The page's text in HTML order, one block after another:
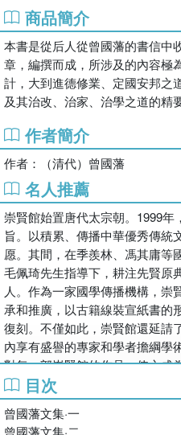
商品簡介
本書是從后人從曾國藩的書信中
章，編撰而成，所涉及的內容極
計，大到進德修業、定國安邦之
及其治改、治家、治學之道的精
作者簡介
作者：（清代）曾國藩
名人推薦
崇賢館始置唐代太宗朝。1999
旨。以積累、傳播中華優秀傳統
愿。其間，在季羨林、馮其庸等
毛佩琦先生指導下，耕注先賢原
人。作為一家國學傳播機構，崇
承和推廣，以古籍線裝宣紙書的
復刻。不僅如此，崇賢館還延請
內享有盛譽的專家和學者擔綱學
對每一部崇賢館的作品，使之成
種孜孜以求的專業精神，使得崇
譽，先后被中央領導、國務院、
領導選定崇賢館宣紙書目作為佳
目次
曾國藩文集·一
曾國藩文集·二